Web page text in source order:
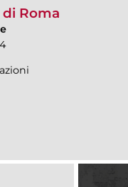
di Roma